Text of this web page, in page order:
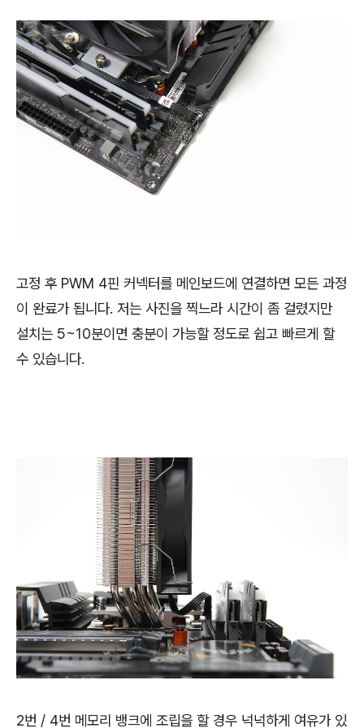
고정 후 PWM 4핀 커넥터를 메인보드에 연결하면 모든 과정
이 완료가 됩니다. 저는 사진을 찍느라 시간이 좀 걸렸지만
설치는 5~10분이면 충분이 가능할 정도로 쉽고 빠르게 할
수 있습니다.
2번 / 4번 메모리 뱅크에 조립을 할 경우 넉넉하게 여유가 있